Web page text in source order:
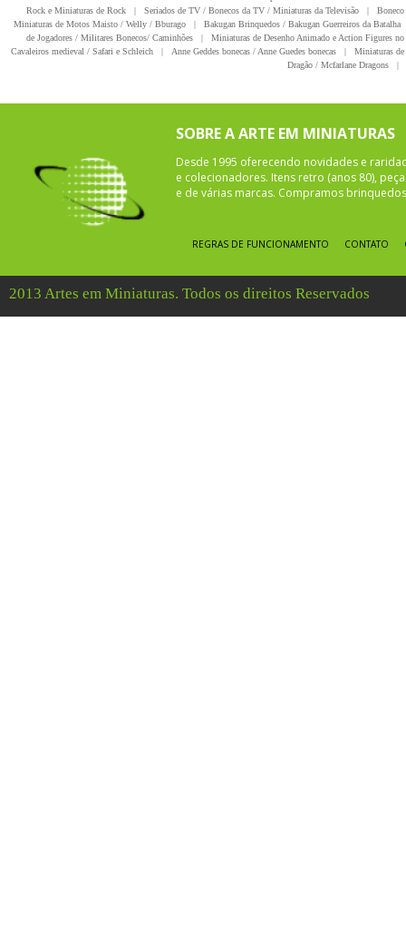
Rock e Miniaturas de Rock
| Seriados de TV / Bonecos da TV / Miniaturas da Televisão |
Miniaturas de Motos Maisto / Welly / Bburago
| Bakugan Brinquedos / Bakugan Guerreiros da Batalha
de Jogadores / Militares Bonecos/ Caminhões
|
Miniaturas de Desenho Animado e Action Figures
Cavaleiros medieval / Safari e Schleich
| Anne Geddes bonecas / Anne Guedes bonecas |
Miniaturas
Dragão / Mcfarlane Dragons
|
SOBRE A ARTE EM MINIATURAS
Desde 1995 oferecendo novidades e
e colecionadores. Itens retro (anos 80),
e de várias marcas. Compramos
REGRAS DE FUNCIONAMENTO CONTATO
2013 Artes em Miniaturas. Todos os direitos Reservados